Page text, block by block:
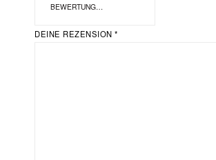
DEINE REZENSION *